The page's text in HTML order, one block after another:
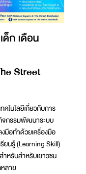
ก เดือน
Street
คโนโลยีเกี่ยวกับการ
จกรรมพัฒนาระบบ
มือทำด้วยเครื่องมือ
ยนรู้ (Learning Skill)
ำหรับสำหรับเยาวชน
ลาย